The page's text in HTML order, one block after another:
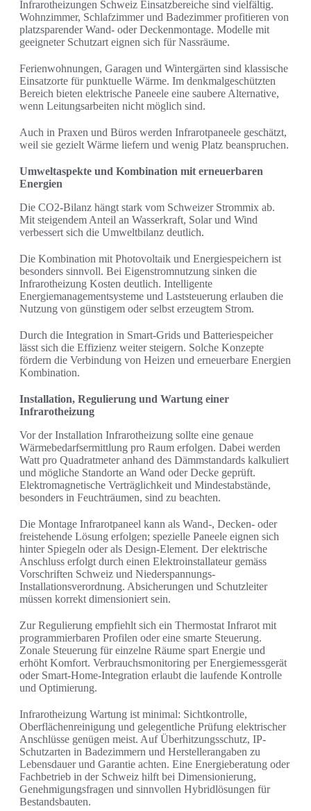
Infrarotheizungen Schweiz Einsatzbereiche sind vielfältig.
Wohnzimmer, Schlafzimmer und Badezimmer profitieren von
platzsparender Wand- oder Deckenmontage. Modelle mit
geeigneter Schutzart eignen sich für Nassräume.
Ferienwohnungen, Garagen und Wintergärten sind klassische
Einsatzorte für punktuelle Wärme. Im denkmalgeschützten
Bereich bieten elektrische Paneele eine saubere Alternative,
wenn Leitungsarbeiten nicht möglich sind.
Auch in Praxen und Büros werden Infrarotpaneele geschätzt,
weil sie gezielt Wärme liefern und wenig Platz beanspruchen.
Umweltaspekte und Kombination mit erneuerbaren
Energien
Die CO2-Bilanz hängt stark vom Schweizer Strommix ab.
Mit steigendem Anteil an Wasserkraft, Solar und Wind
verbessert sich die Umweltbilanz deutlich.
Die Kombination mit Photovoltaik und Energiespeichern ist
besonders sinnvoll. Bei Eigenstromnutzung sinken die
Infrarotheizung Kosten deutlich. Intelligente
Energiemanagementsysteme und Laststeuerung erlauben die
Nutzung von günstigem oder selbst erzeugtem Strom.
Durch die Integration in Smart-Grids und Batteriespeicher
lässt sich die Effizienz weiter steigern. Solche Konzepte
fördern die Verbindung von Heizen und erneuerbare Energien
Kombination.
Installation, Regulierung und Wartung einer
Infrarotheizung
Vor der Installation Infrarotheizung sollte eine genaue
Wärmebedarfsermittlung pro Raum erfolgen. Dabei werden
Watt pro Quadratmeter anhand des Dämmstandards kalkuliert
und mögliche Standorte an Wand oder Decke geprüft.
Elektromagnetische Verträglichkeit und Mindestabstände,
besonders in Feuchträumen, sind zu beachten.
Die Montage Infrarotpaneel kann als Wand-, Decken- oder
freistehende Lösung erfolgen; spezielle Paneele eignen sich
hinter Spiegeln oder als Design-Element. Der elektrische
Anschluss erfolgt durch einen Elektroinstallateur gemäss
Vorschriften Schweiz und Niederspannungs-
Installationsverordnung. Absicherungen und Schutzleiter
müssen korrekt dimensioniert sein.
Zur Regulierung empfiehlt sich ein Thermostat Infrarot mit
programmierbaren Profilen oder eine smarte Steuerung.
Zonale Steuerung für einzelne Räume spart Energie und
erhöht Komfort. Verbrauchsmonitoring per Energiemessgerät
oder Smart-Home-Integration erlaubt die laufende Kontrolle
und Optimierung.
Infrarotheizung Wartung ist minimal: Sichtkontrolle,
Oberflächenreinigung und gelegentliche Prüfung elektrischer
Anschlüsse genügen meist. Auf Überhitzungsschutz, IP-
Schutzarten in Badezimmern und Herstellerangaben zu
Lebensdauer und Garantie achten. Eine Energieberatung oder
Fachbetrieb in der Schweiz hilft bei Dimensionierung,
Genehmigungsfragen und sinnvollen Hybridlösungen für
Bestandsbauten.